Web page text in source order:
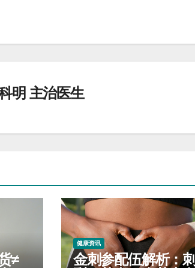
明 主治医生
≠
健康资讯
金刺参配伍解析：刺